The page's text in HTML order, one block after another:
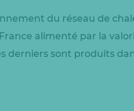
du réseau de
alimenté par la
derniers sont produits